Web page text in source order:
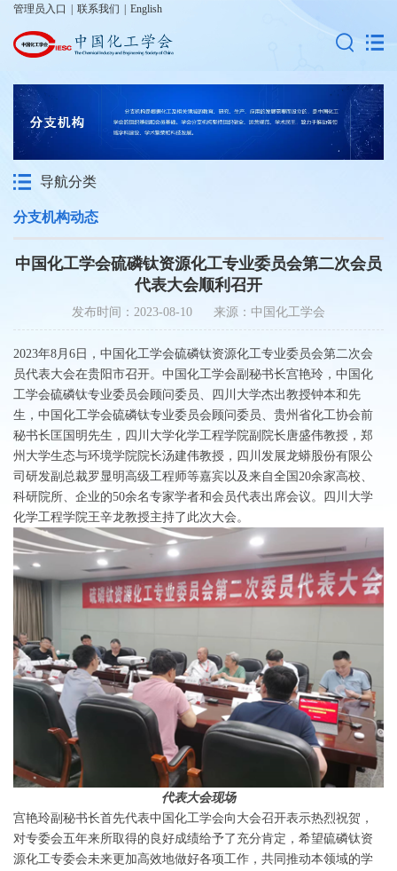
管理员入口 联系我们 English
导航分类
分支机构动态
中国化工学会硫磷钛资源化工专业委员会第二次会员
代表大会顺利召开
发布时间：2023-08-10 来源：中国化工学会
2023年8月6日，中国化工学会硫磷钛资源化工专业委员会第二次会
员代表大会在贵阳市召开。中国化工学会副秘书长宫艳玲，中国化
工学会硫磷钛专业委员会顾问委员、四川大学杰出教授钟本和先
生，中国化工学会硫磷钛专业委员会顾问委员、贵州省化工协会前
秘书长匡国明先生，四川大学化学工程学院副院长唐盛伟教授，郑
州大学生态与环境学院院长汤建伟教授，四川发展龙蟒股份有限公
司研发副总裁罗显明高级工程师等嘉宾以及来自全国20余家高校、
科研院所、企业的50余名专家学者和会员代表出席会议。四川大学
化学工程学院王辛龙教授主持了此次大会。
代表大会现场
宫艳玲副秘书长首先代表中国化工学会向大会召开表示热烈祝贺，
对专委会五年来所取得的良好成绩给予了充分肯定，希望硫磷钛资
源化工专委会未来更加高效地做好各项工作，共同推动本领域的学